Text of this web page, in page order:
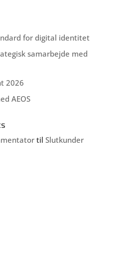
for digital identitet
samarbejde med
2026
AEOS
til Slutkunder